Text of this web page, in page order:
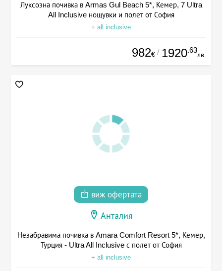
Луксозна почивка в Armas Gul Beach 5*, Кемер, 7 Ultra
All Inclusive нощувки и полет от София
+ all inclusive
982€ / 1920.63
лв.
виж офертата
Анталия
Незабравима почивка в Amara Comfort Resort 5*, Кемер,
Турция - Ultra All Inclusive с полет от София
+ all inclusive